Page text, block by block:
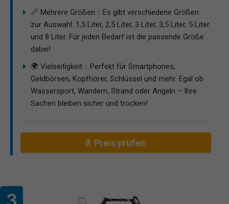
📏 Mehrere Größen：Es gibt verschiedene Größen
zur Auswahl: 1,5 Liter, 2,5 Liter, 3 Liter, 3,5 Liter, 5 Liter
und 8 Liter. Für jeden Bedarf ist die passende Größe
dabei!
🌍 Vielseitigkeit：Perfekt für Smartphones,
Geldbörsen, Kopfhörer, Schlüssel und mehr. Egal ob
Wassersport, Wandern, Strand oder Angeln – Ihre
Sachen bleiben sicher und trocken!
Preis prüfen